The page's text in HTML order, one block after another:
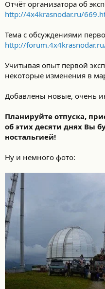
Отчёт организатора об
http://4x4krasnodar.ru/
Тема с обсуждениями
http://
Учитывая опыт первой
некоторые изменения в
Добавлены новые, очень
Планируйте отпуска,
об этих десяти днях Вы
ностальгией!
Ну и немного фото: